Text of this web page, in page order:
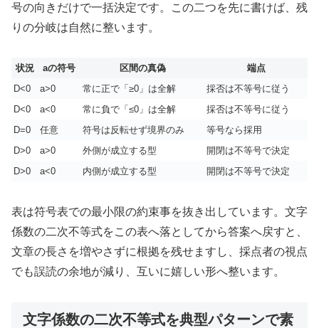
号の向きだけで一括決定です。この二つを先に書けば、残
りの分岐は自然に整います。
状況 aの符号 区間の真偽
端点
D<0
a>0 常に正で「≥0」は全解
採否は不等号に従う
D<0
a<0 常に負で「≤0」は全解
採否は不等号に従う
D=0
任意 符号は反転せず境界のみ
等号なら採用
D>0
a>0 外側が成立する型
開閉は不等号で決定
D>0
a<0 内側が成立する型 開閉は不等号で決定
表は符号表での最小限の約束事を抜き出しています。文字
係数の二次不等式をこの表へ落としてから答案へ戻すと、
文章の長さを増やさずに根拠を残せますし、採点者の視点
でも誤読の余地が減り、互いに嬉しい形へ整います。
文字係数の二次不等式を典型パターンで素